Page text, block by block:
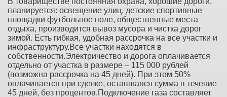
планируется: освещение улиц, детские спортивные
площадки футбольное поле, общественные места
отдыха, производится вывоз мусора и чистка дорог
зимой. Есть гибкая, удобная рассрочка на все участки и
инфраструктуру.Все участки находятся в
собственности.Электричество и дорога оплачивается
отдельно от участка в размере – 115 000 рублей
(возможна рассрочка на 45 дней). При этом 50%
оплачивается при сделке, оставшаяся сумма в течение
45 дней, без процентов.Подключение газа составляет